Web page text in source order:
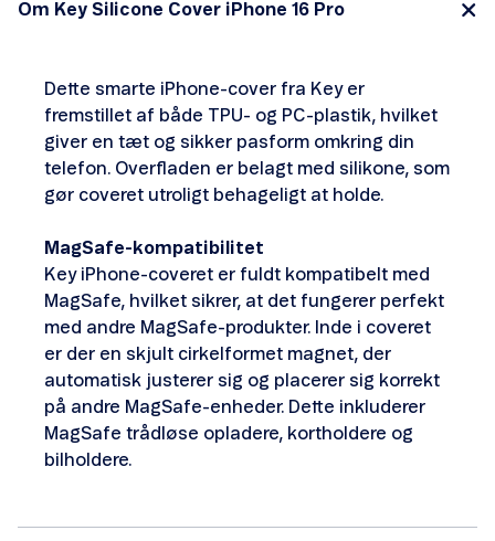
Om Key Silicone Cover iPhone 16 Pro
Dette smarte iPhone-cover fra Key er
fremstillet af både TPU- og PC-plastik, hvilket
giver en tæt og sikker pasform omkring din
telefon. Overfladen er belagt med silikone, som
gør coveret utroligt behageligt at holde.
MagSafe-kompatibilitet
Key iPhone-coveret er fuldt kompatibelt med
MagSafe, hvilket sikrer, at det fungerer perfekt
med andre MagSafe-produkter. Inde i coveret
er der en skjult cirkelformet magnet, der
automatisk justerer sig og placerer sig korrekt
på andre MagSafe-enheder. Dette inkluderer
MagSafe trådløse opladere, kortholdere og
bilholdere.